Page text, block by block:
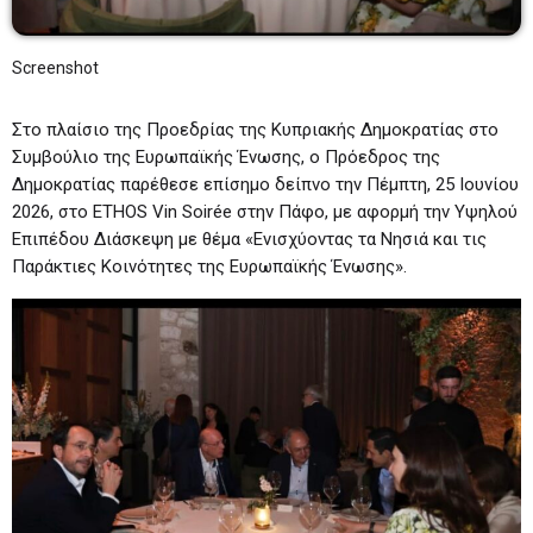
Screenshot
Στο πλαίσιο της Προεδρίας της Κυπριακής Δημοκρατίας στο
Συμβούλιο της Ευρωπαϊκής Ένωσης, ο Πρόεδρος της
Δημοκρατίας παρέθεσε επίσημο δείπνο την Πέμπτη, 25 Ιουνίου
2026, στο ETHOS Vin Soirée στην Πάφο, με αφορμή την Υψηλού
Επιπέδου Διάσκεψη με θέμα «Ενισχύοντας τα Νησιά και τις
Παράκτιες Κοινότητες της Ευρωπαϊκής Ένωσης».